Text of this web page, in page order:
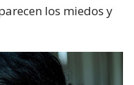
los miedos y